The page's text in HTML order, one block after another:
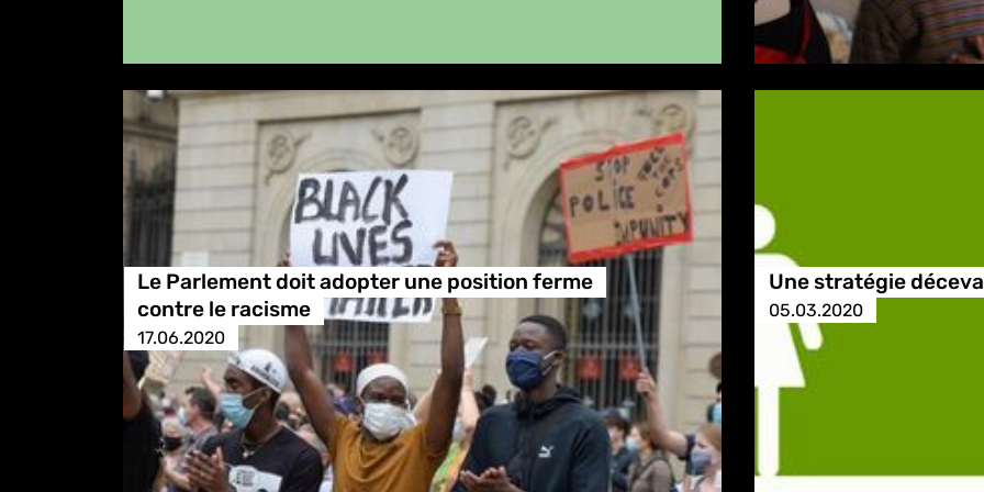
Le Parlement doit adopter une position ferme
contre le racisme
17.06.2020
Une stratégie
05.03.2020